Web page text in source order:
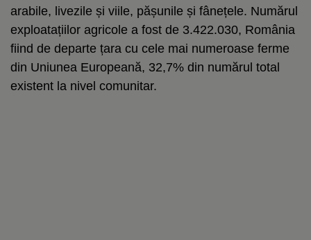
arabile, livezile și viile, pășunile și fânețele. Numărul
exploatațiilor agricole a fost de 3.422.030, România
fiind de departe țara cu cele mai numeroase ferme
din Uniunea Europeană, 32,7% din numărul total
existent la nivel comunitar.